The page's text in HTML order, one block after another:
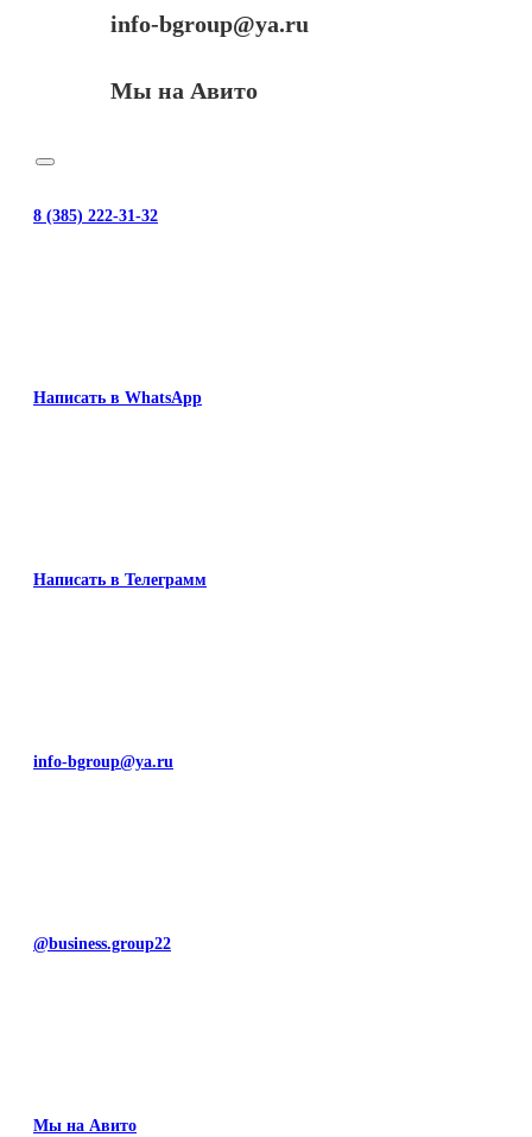
info-bgroup@ya.ru
Мы на Авито
8 (385) 222-31-32
Написать в WhatsApp
Написать в Телеграмм
info-bgroup@ya.ru
@business.group22
Мы на Авито